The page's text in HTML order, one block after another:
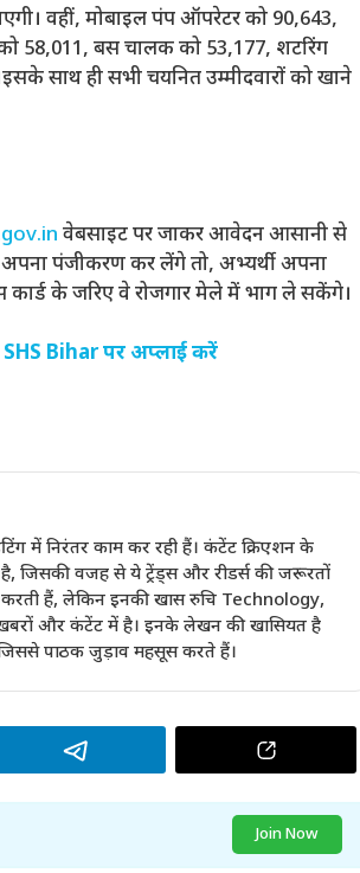
वहीं, मोबाइल पंप ऑपरेटर को 90,643,
को 58,011, बस चालक को 53,177, शटरिंग
साथ ही सभी चयनित उम्मीदवारों को खाने
वेबसाइट पर जाकर आवेदन आसानी से
अपना पंजीकरण कर लेंगे तो, अभ्यर्थी अपना
कार्ड के जरिए वे रोजगार मेले में भाग ले सकेंगे।
Bihar पर अप्लाई करें
में निरंतर काम कर रही हैं। कंटेंट क्रिएशन के
जिसकी वजह से ये ट्रेंड्स और रीडर्स की जरूरतों
करती हैं, लेकिन इनकी खास रुचि Technology,
और कंटेंट में है। इनके लेखन की खासियत है
पाठक जुड़ाव महसूस करते हैं।
Join Now